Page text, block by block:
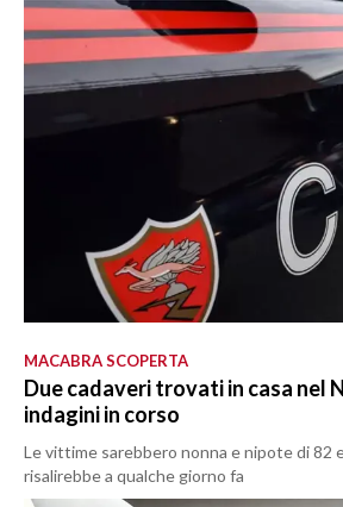
MACABRA SCOPERTA
Due cadaveri trovati in casa nel
indagini in corso
Le vittime sarebbero nonna e nipote di 82
risalirebbe a qualche giorno fa